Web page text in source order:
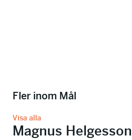
Fler inom Mål
Visa alla
Magnus Helgesson